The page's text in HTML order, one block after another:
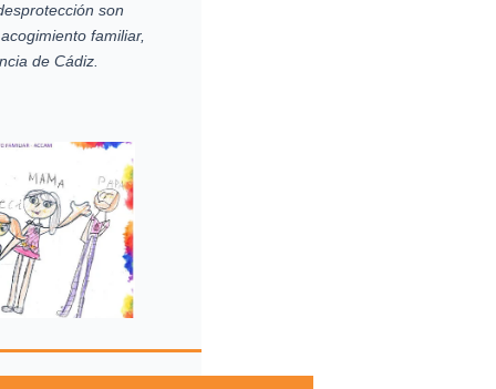
son
familiar,
de Cádiz.